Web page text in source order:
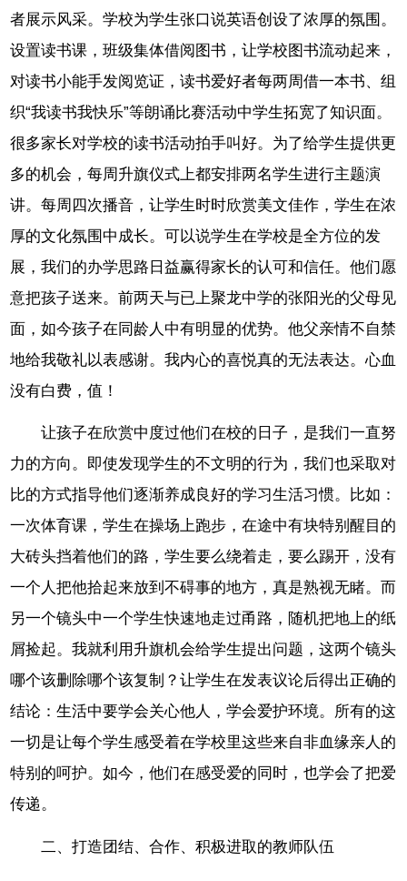
者展示风采。学校为学生张口说英语创设了浓厚的氛围。
设置读书课，班级集体借阅图书，让学校图书流动起来，
对读书小能手发阅览证，读书爱好者每两周借一本书、组
织“我读书我快乐”等朗诵比赛活动中学生拓宽了知识面。
很多家长对学校的读书活动拍手叫好。为了给学生提供更
多的机会，每周升旗仪式上都安排两名学生进行主题演
讲。每周四次播音，让学生时时欣赏美文佳作，学生在浓
厚的文化氛围中成长。可以说学生在学校是全方位的发
展，我们的办学思路日益赢得家长的认可和信任。他们愿
意把孩子送来。前两天与已上聚龙中学的张阳光的父母见
面，如今孩子在同龄人中有明显的优势。他父亲情不自禁
地给我敬礼以表感谢。我内心的喜悦真的无法表达。心血
没有白费，值！
让孩子在欣赏中度过他们在校的日子，是我们一直努
力的方向。即使发现学生的不文明的行为，我们也采取对
比的方式指导他们逐渐养成良好的学习生活习惯。比如：
一次体育课，学生在操场上跑步，在途中有块特别醒目的
大砖头挡着他们的路，学生要么绕着走，要么踢开，没有
一个人把他拾起来放到不碍事的地方，真是熟视无睹。而
另一个镜头中一个学生快速地走过甬路，随机把地上的纸
屑捡起。我就利用升旗机会给学生提出问题，这两个镜头
哪个该删除哪个该复制？让学生在发表议论后得出正确的
结论：生活中要学会关心他人，学会爱护环境。所有的这
一切是让每个学生感受着在学校里这些来自非血缘亲人的
特别的呵护。如今，他们在感受爱的同时，也学会了把爱
传递。
二、打造团结、合作、积极进取的教师队伍